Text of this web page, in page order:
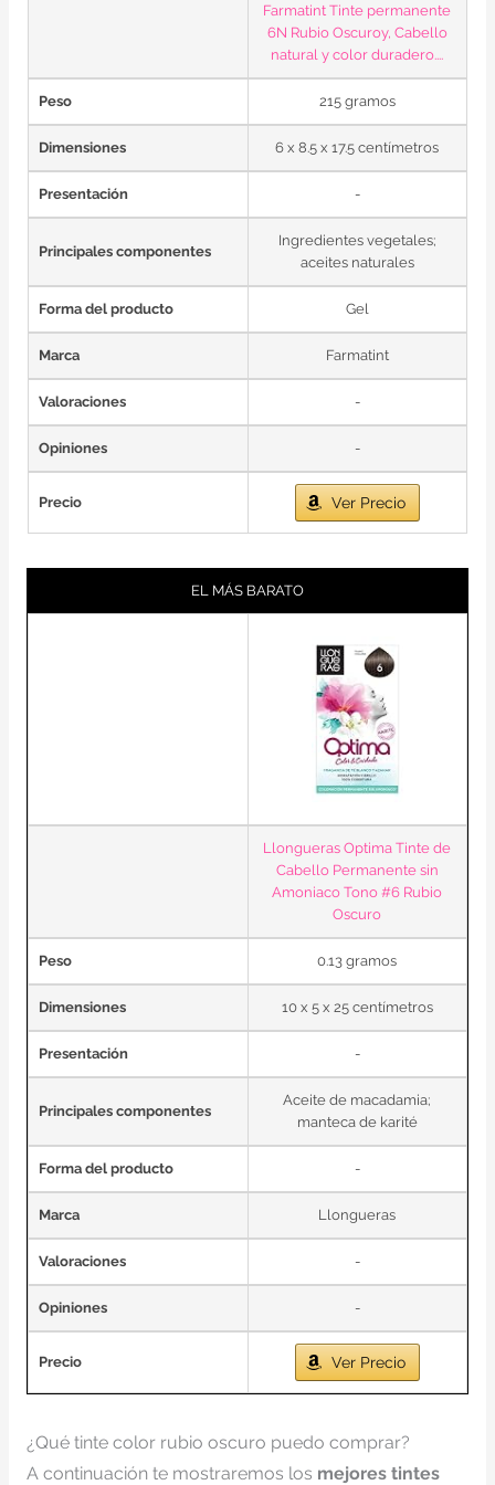
Farmatint Tinte permanente
6N Rubio Oscuroy, Cabello
natural y color duradero....
Peso 215 gramos
Dimensiones 6 x 8.5 x 17.5 centímetros
Presentación -
Principales componentes
Ingredientes vegetales;
aceites naturales
Forma del producto Gel
Marca Farmatint
Valoraciones -
Opiniones -
Precio Ver Precio
EL MÁS BARATO
Llongueras Optima Tinte de
Cabello Permanente sin
Amoniaco Tono #6 Rubio
Oscuro
Peso 0.13 gramos
Dimensiones 10 x 5 x 25 centímetros
Presentación -
Principales componentes
Aceite de macadamia;
manteca de karité
Forma del producto -
Marca Llongueras
Valoraciones -
Opiniones -
Precio Ver Precio
¿Qué tinte color rubio oscuro puedo comprar?
A continuación te mostraremos los mejores tintes